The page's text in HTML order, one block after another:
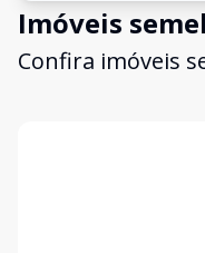
Imóveis
Confira imóveis